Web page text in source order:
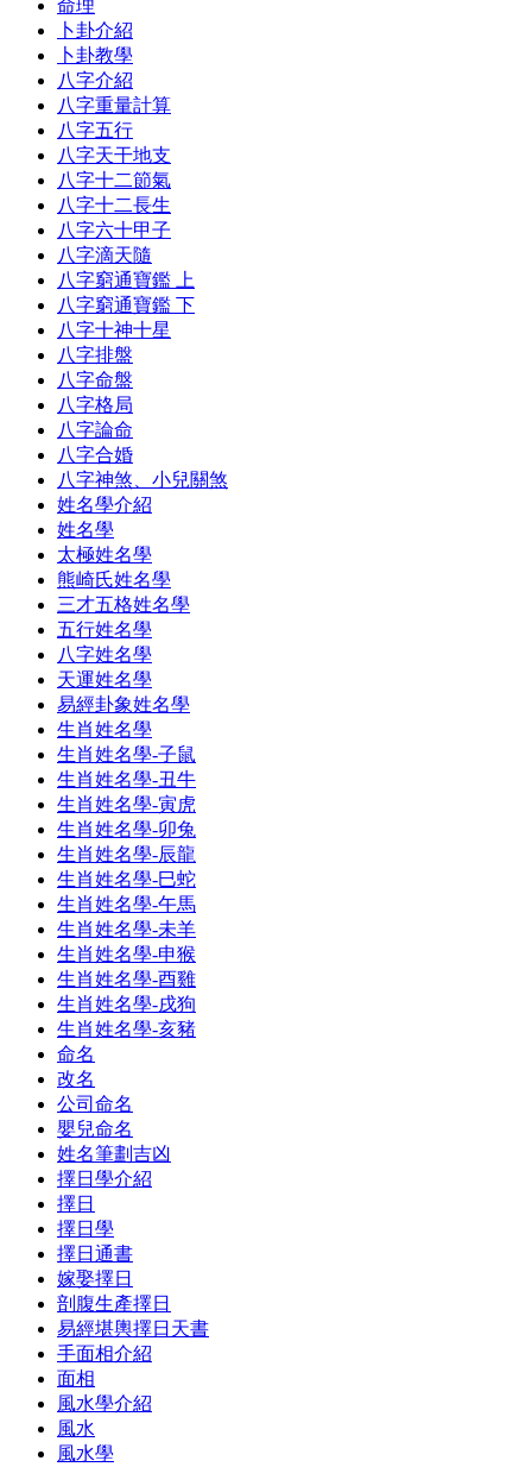
命理
卜卦介紹
卜卦教學
八字介紹
八字重量計算
八字五行
八字天干地支
八字十二節氣
八字十二長生
八字六十甲子
八字滴天隨
八字窮通寶鑑 上
八字窮通寶鑑 下
八字十神十星
八字排盤
八字命盤
八字格局
八字論命
八字合婚
八字神煞、小兒關煞
姓名學介紹
姓名學
太極姓名學
熊崎氏姓名學
三才五格姓名學
五行姓名學
八字姓名學
天運姓名學
易經卦象姓名學
生肖姓名學
生肖姓名學-子鼠
生肖姓名學-丑牛
生肖姓名學-寅虎
生肖姓名學-卯兔
生肖姓名學-辰龍
生肖姓名學-巳蛇
生肖姓名學-午馬
生肖姓名學-未羊
生肖姓名學-申猴
生肖姓名學-酉雞
生肖姓名學-戌狗
生肖姓名學-亥豬
命名
改名
公司命名
嬰兒命名
姓名筆劃吉凶
擇日學介紹
擇日
擇日學
擇日通書
嫁娶擇日
剖腹生產擇日
易經堪輿擇日天書
手面相介紹
面相
風水學介紹
風水
風水學